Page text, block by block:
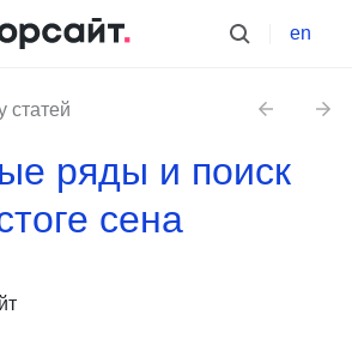
en
статей
ряды и поиск
сена